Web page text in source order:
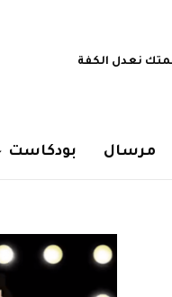
نعدل الكفة
مرسال بودكاست